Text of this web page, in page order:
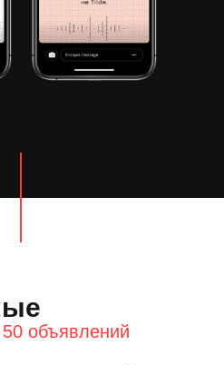
объявлений